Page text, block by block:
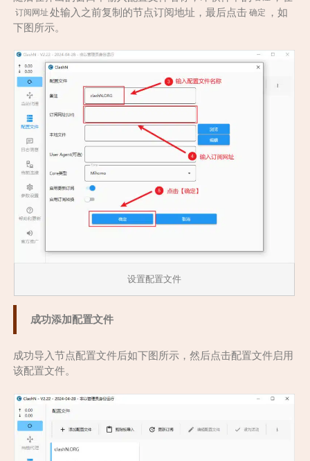
订阅网址 处输入之前复制的节点订阅地址，最后点击 确定 ，如
下图所示。
设置配置文件
成功添加配置文件
成功导入节点配置文件后如下图所示，然后点击配置文件启用
该配置文件。